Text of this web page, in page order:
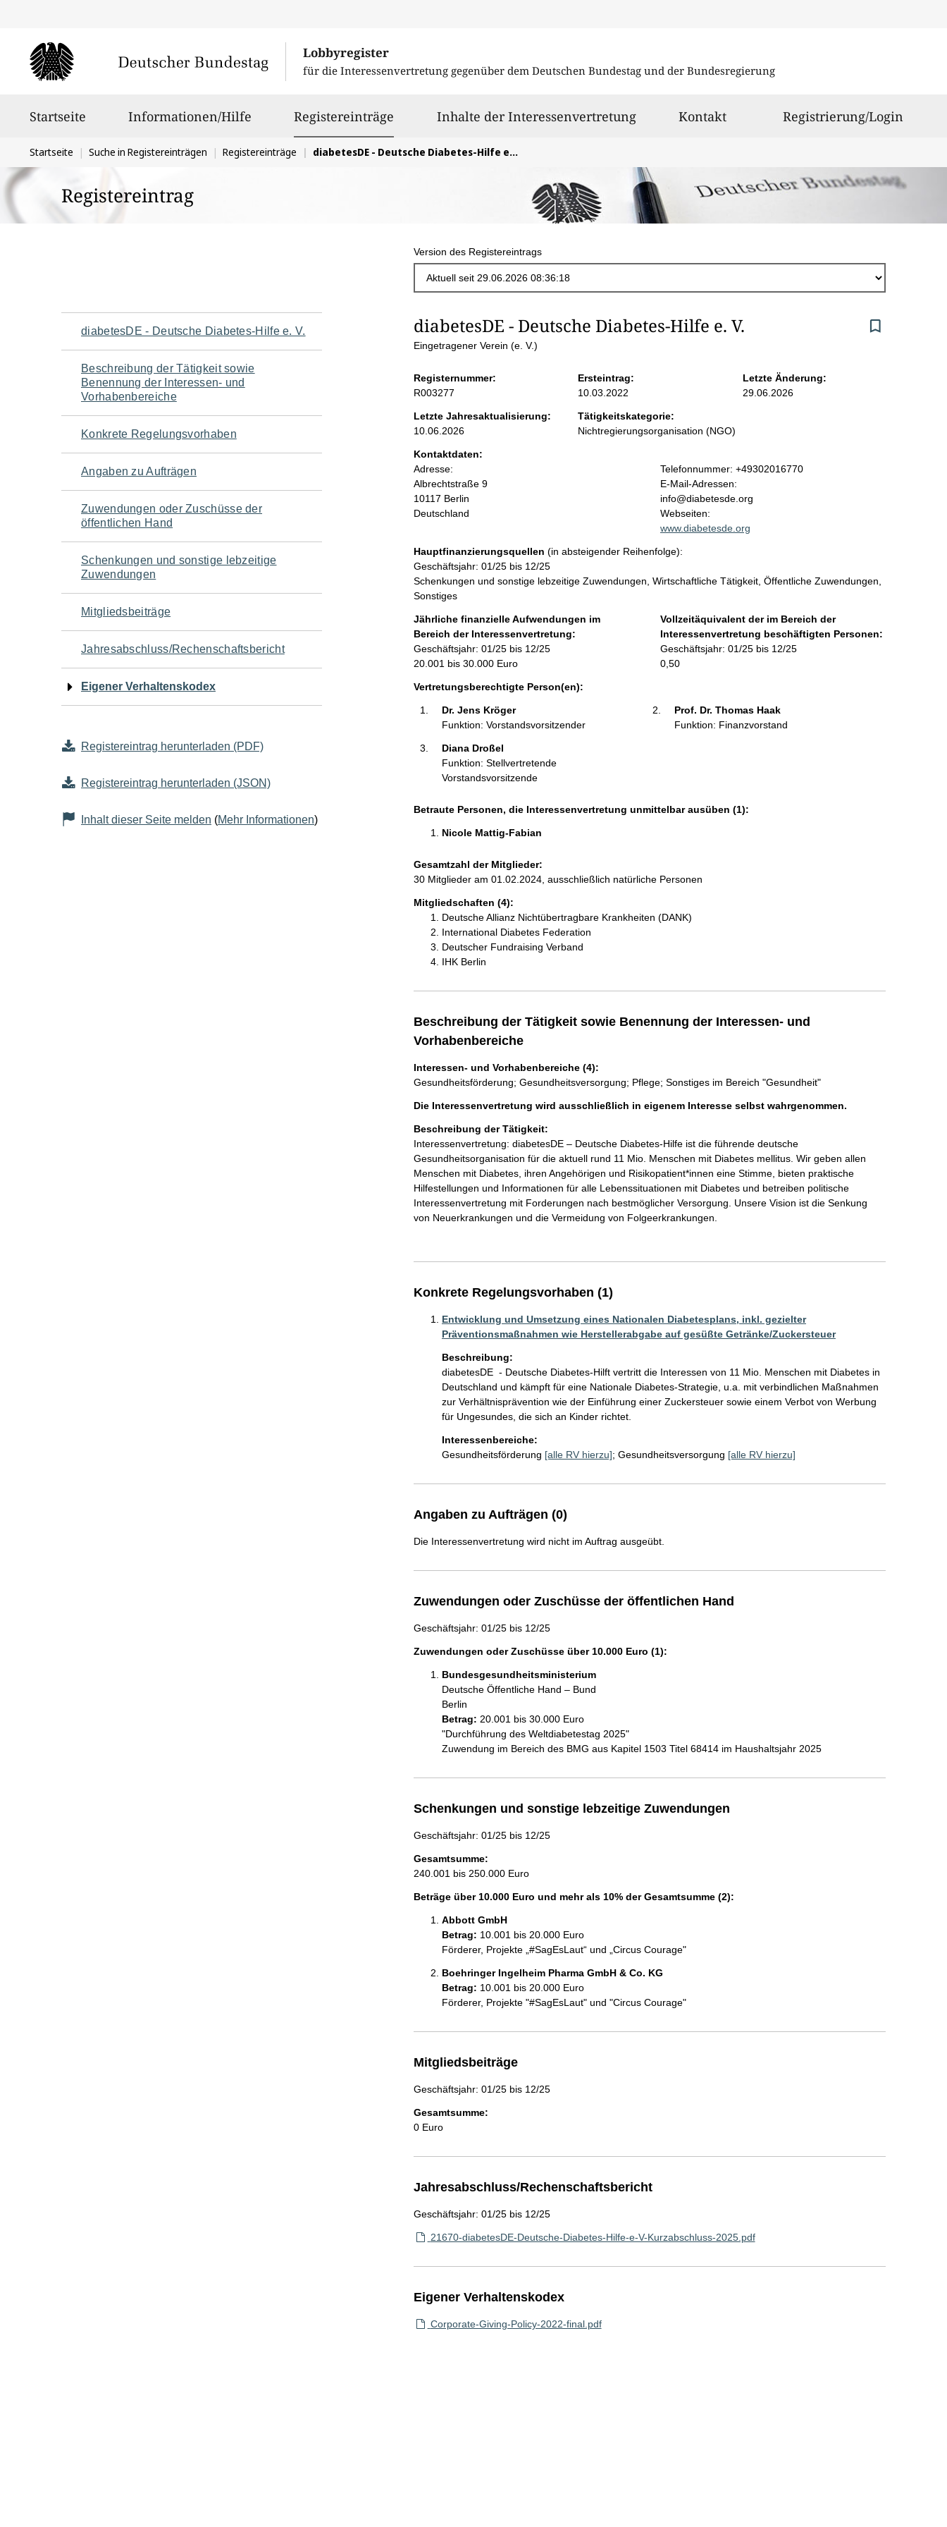
Lobbyregister
für die Interessenvertretung gegenüber dem Deutschen Bundestag und der Bundesregierung
Startseite Informationen/Hilfe Registereinträge ausgewähltInhalte der Interessenvertretung Kontakt Registrierung/Login
Sie
befinden
sich
hier:
Startseite Suche in Registereinträgen Registereinträge diabetesDE - Deutsche Diabetes-Hilfe e. V.
Registereintrag
Version des Registereintrags
Navigation
für
den
Seiteninhalt
diabetesDE - Deutsche Diabetes-Hilfe e. V.
Beschreibung der Tätigkeit sowie
Benennung der Interessen- und
Vorhabenbereiche
Konkrete Regelungsvorhaben
Angaben zu Aufträgen
Zuwendungen oder Zuschüsse der
öffentlichen Hand
Schenkungen und sonstige lebzeitige
Zuwendungen
Mitgliedsbeiträge
Jahresabschluss/Rechenschaftsbericht
Eigener Verhaltenskodex
Registereintrag herunterladen (PDF)
Registereintrag herunterladen (JSON)
Inhalt dieser Seite melden (Mehr Informationen)
S
i
t
e
n
i
n
h
a
l
t
diabetesDE - Deutsche Diabetes-Hilfe e. V.
Eingetragener Verein (e. V.)
Registernummer:
R003277
Ersteintrag:
10.03.2022
Letzte Änderung:
29.06.2026
Letzte Jahresaktualisierung:
10.06.2026
Tätigkeitskategorie:
Nichtregierungsorganisation (NGO)
Kontaktdaten:
Adresse:
Albrechtstraße 9
10117 Berlin
Deutschland
K
o
n
t
a
t
n
o
r
m
a
Telefonnummer: +49302016770
E-Mail-Adressen:
info@diabetesde.org
Webseiten:
www.diabetesde.org
Hauptfinanzierungsquellen (in absteigender Reihenfolge):
Geschäftsjahr: 01/25 bis 12/25
Schenkungen und sonstige lebzeitige Zuwendungen, Wirtschaftliche Tätigkeit, Öffentliche Zuwendungen,
Sonstiges
Jährliche finanzielle Aufwendungen im
Bereich der Interessenvertretung:
Geschäftsjahr: 01/25 bis 12/25
20.001 bis 30.000 Euro
Vollzeitäquivalent der im Bereich der
Interessenvertretung beschäftigten Personen:
Geschäftsjahr: 01/25 bis 12/25
0,50
Vertretungsberechtigte Person(en):
Dr. Jens Kröger
Funktion: Vorstandsvorsitzender
Prof. Dr. Thomas Haak
Funktion: Finanzvorstand
Diana Droßel
Funktion: Stellvertretende
Vorstandsvorsitzende
Betraute Personen, die Interessenvertretung unmittelbar ausüben (1):
Nicole Mattig-Fabian
Gesamtzahl der Mitglieder:
30 Mitglieder am 01.02.2024, ausschließlich natürliche Personen
Mitgliedschaften (4):
Deutsche Allianz Nichtübertragbare Krankheiten (DANK)
International Diabetes Federation
Deutscher Fundraising Verband
IHK Berlin
Beschreibung der Tätigkeit sowie Benennung der Interessen- und
Vorhabenbereiche
Interessen- und Vorhabenbereiche (4):
Gesundheitsförderung; Gesundheitsversorgung; Pflege; Sonstiges im Bereich "Gesundheit"
Die Interessenvertretung wird ausschließlich in eigenem Interesse selbst wahrgenommen.
Beschreibung der Tätigkeit:
Interessenvertretung: diabetesDE – Deutsche Diabetes-Hilfe ist die führende deutsche
Gesundheitsorganisation für die aktuell rund 11 Mio. Menschen mit Diabetes mellitus. Wir geben allen
Menschen mit Diabetes, ihren Angehörigen und Risikopatient*innen eine Stimme, bieten praktische
Hilfestellungen und Informationen für alle Lebenssituationen mit Diabetes und betreiben politische
Interessenvertretung mit Forderungen nach bestmöglicher Versorgung. Unsere Vision ist die Senkung
von Neuerkrankungen und die Vermeidung von Folgeerkrankungen.
Konkrete Regelungsvorhaben (1)
Entwicklung und Umsetzung eines Nationalen Diabetesplans, inkl. gezielter
Präventionsmaßnahmen wie Herstellerabgabe auf gesüßte Getränke/Zuckersteuer
Beschreibung:
diabetesDE  - Deutsche Diabetes-Hilft vertritt die Interessen von 11 Mio. Menschen mit Diabetes in
Deutschland und kämpft für eine Nationale Diabetes-Strategie, u.a. mit verbindlichen Maßnahmen
zur Verhältnisprävention wie der Einführung einer Zuckersteuer sowie einem Verbot von Werbung
für Ungesundes, die sich an Kinder richtet.
Interessenbereiche:
Gesundheitsförderung [alle RV hierzu]; Gesundheitsversorgung [alle RV hierzu]
Angaben zu Aufträgen (0)
Die Interessenvertretung wird nicht im Auftrag ausgeübt.
Zuwendungen oder Zuschüsse der öffentlichen Hand
Geschäftsjahr: 01/25 bis 12/25
Zuwendungen oder Zuschüsse über 10.000 Euro (1):
Bundesgesundheitsministerium
Deutsche Öffentliche Hand – Bund
Berlin
Betrag: 20.001 bis 30.000 Euro
"Durchführung des Weltdiabetestag 2025"
Zuwendung im Bereich des BMG aus Kapitel 1503 Titel 68414 im Haushaltsjahr 2025
Schenkungen und sonstige lebzeitige Zuwendungen
Geschäftsjahr: 01/25 bis 12/25
Gesamtsumme:
240.001 bis 250.000 Euro
Beträge über 10.000 Euro und mehr als 10% der Gesamtsumme (2):
Abbott GmbH
Betrag: 10.001 bis 20.000 Euro
Förderer, Projekte „#SagEsLaut“ und „Circus Courage"
Boehringer Ingelheim Pharma GmbH & Co. KG
Betrag: 10.001 bis 20.000 Euro
Förderer, Projekte "#SagEsLaut" und "Circus Courage"
Mitgliedsbeiträge
Geschäftsjahr: 01/25 bis 12/25
Gesamtsumme:
0 Euro
Jahresabschluss/Rechenschaftsbericht
Geschäftsjahr: 01/25 bis 12/25
21670-diabetesDE-Deutsche-Diabetes-Hilfe-e-V-Kurzabschluss-2025.pdf
Eigener Verhaltenskodex
Corporate-Giving-Policy-2022-final.pdf